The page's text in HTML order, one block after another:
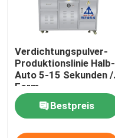
Verdichtungspulver-
Produktionslinie Halb-
Auto 5-15 Sekunden /
Form
Bestpreis